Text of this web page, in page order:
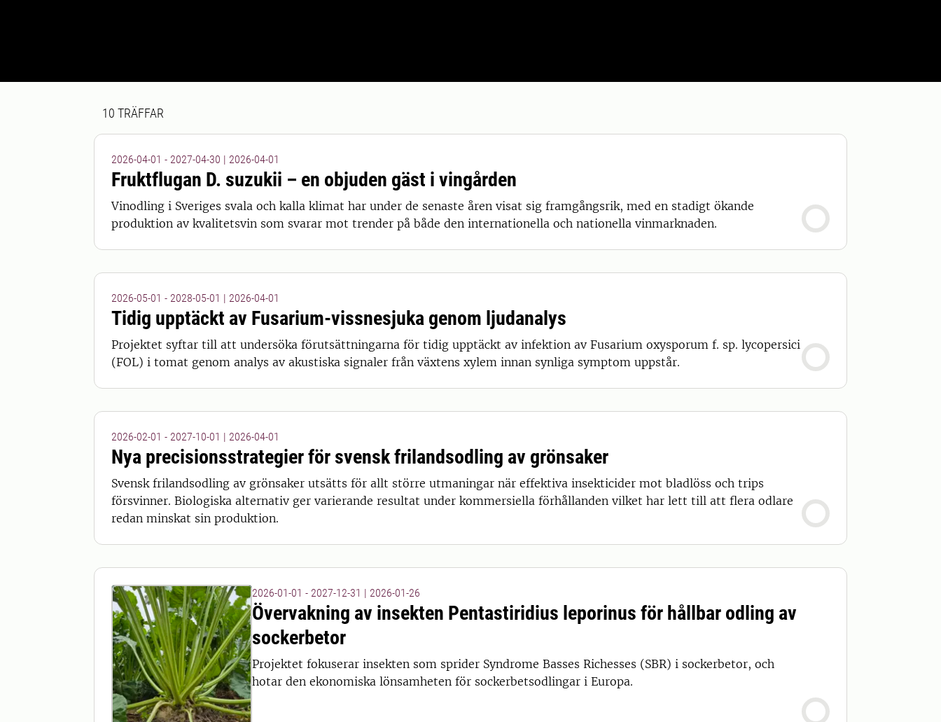
Sökresultat
10 TRÄFFAR
2026-04-01 - 2027-04-30 | 2026-04-01
Fruktflugan D. suzukii – en objuden gäst i vingården
Vinodling i Sveriges svala och kalla klimat har under de senaste åren visat sig framgångsrik, med en stadigt ökande
produktion av kvalitetsvin som svarar mot trender på både den internationella och nationella vinmarknaden.
2026-05-01 - 2028-05-01 | 2026-04-01
Tidig upptäckt av Fusarium-vissnesjuka genom ljudanalys
Projektet syftar till att undersöka förutsättningarna för tidig upptäckt av infektion av Fusarium oxysporum f. sp. lycopersici
(FOL) i tomat genom analys av akustiska signaler från växtens xylem innan synliga symptom uppstår.
2026-02-01 - 2027-10-01 | 2026-04-01
Nya precisionsstrategier för svensk frilandsodling av grönsaker
Svensk frilandsodling av grönsaker utsätts för allt större utmaningar när effektiva insekticider mot bladlöss och trips
försvinner. Biologiska alternativ ger varierande resultat under kommersiella förhållanden vilket har lett till att flera odlare
redan minskat sin produktion.
2026-01-01 - 2027-12-31 | 2026-01-26
Övervakning av insekten Pentastiridius leporinus för hållbar odling av
sockerbetor
Projektet fokuserar insekten som sprider Syndrome Basses Richesses (SBR) i sockerbetor, och
hotar den ekonomiska lönsamheten för sockerbetsodlingar i Europa.